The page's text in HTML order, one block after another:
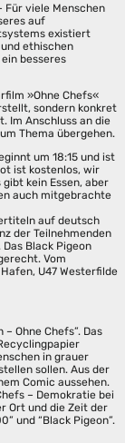
Für viele Menschen
auf
existiert
ethischen
besseres
»Ohne Chefs«
sondern konkret
Im Anschluss an die
Thema übergehen.
um 18:15 und ist
ist kostenlos, wir
kein Essen, aber
auch mitgebrachte
auf deutsch
der Teilnehmenden
Black Pigeon
Vom
U47 Westerfilde
Ohne Chefs”. Das
in grauer
sollen. Aus der
Comic aussehen.
– Demokratie bei
Ort und die Zeit der
und “Black Pigeon”.